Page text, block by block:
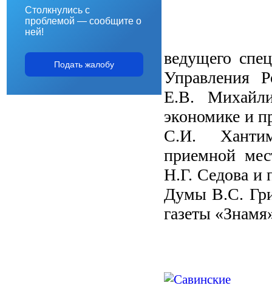
Столкнулись с
проблемой — сообщите о
ней!
Подать жалобу
ведущего
Управления
Е.В.
экономике и
С.И.
приемной
Н.Г. Седова и
Думы В.С.
газеты